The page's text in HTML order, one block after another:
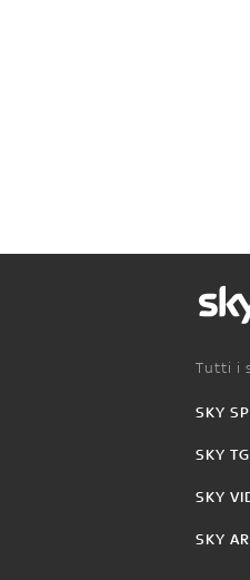
Tutti i
SKY
SKY
SKY
SKY